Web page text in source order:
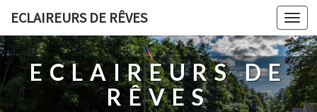
ECLAIREURS DE RÊVES
ECLAIREURS DE
RÊVES